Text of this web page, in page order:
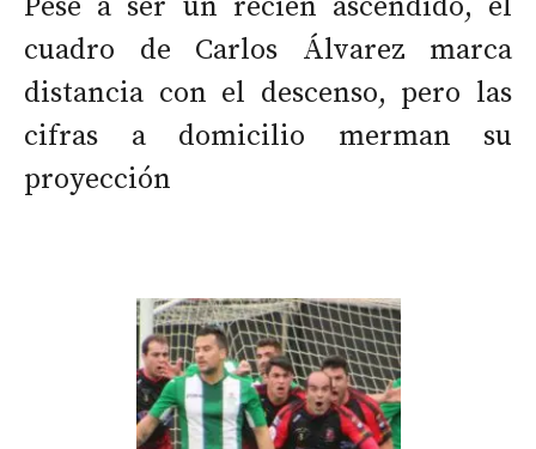
Pese a ser un recién ascendido, el
cuadro de Carlos Álvarez marca
distancia con el descenso, pero las
cifras a domicilio merman su
proyección